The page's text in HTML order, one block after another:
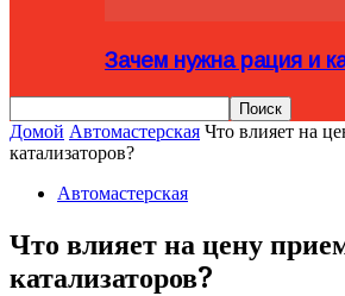
Зачем нужна рация и
Домой Автомастерская Что влияет на
катализаторов?
Автомастерская
Что влияет на цену
катализаторов?